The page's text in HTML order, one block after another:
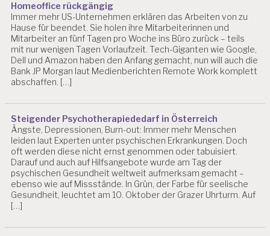
0
1
2
2
0
1
E
L
S
T
U
N
G
N
Homeoffice rückgängig
Immer mehr US-Unternehmen erklären das Arbeiten von zu
Hause für beendet. Sie holen ihre Mitarbeiterinnen und
Mitarbeiter an fünf Tagen pro Woche ins Büro zurück – teils
mit nur wenigen Tagen Vorlaufzeit. Tech-Giganten wie Google,
Dell und Amazon haben den Anfang gemacht, nun will auch die
Bank JP Morgan laut Medienberichten Remote Work komplett
abschaffen. […]
Steigender Psychotherapiededarf in Österreich
Ängste, Depressionen, Burn-out: Immer mehr Menschen
leiden laut Experten unter psychischen Erkrankungen. Doch
oft werden diese nicht ernst genommen oder tabuisiert.
Darauf und auch auf Hilfsangebote wurde am Tag der
psychischen Gesundheit weltweit aufmerksam gemacht –
ebenso wie auf Missstände. In Grün, der Farbe für seelische
Gesundheit, leuchtet am 10. Oktober der Grazer Uhrturm. Auf
[…]